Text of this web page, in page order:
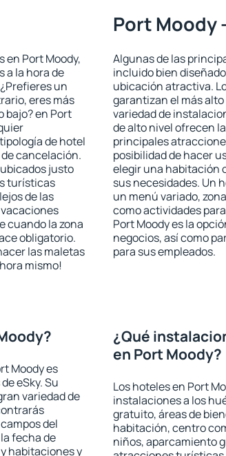
en Port Moody,
a la hora de
un
eres más
bajo? en Port
de hotel
cancelación.
justo
turísticas
de las
cuando la zona
obligatorio.
las maletas
mismo!
Port Moody
Algunas de las
incluido bien
ubicación atractiva.
garantizan el más
variedad de
de alto nivel ofrecen
principales
posibilidad de hacer
elegir una habitación
sus necesidades. Un
un menú variado,
como actividades
Port Moody es la
negocios, así como
para sus empleados.
Moody es
eSky. Su
variedad de
del
fecha de
habitaciones y
¿Qué
en Port Moody?
Los hoteles en Port
instalaciones a los
gratuito, áreas de
habitación, centro
niños, aparcamiento